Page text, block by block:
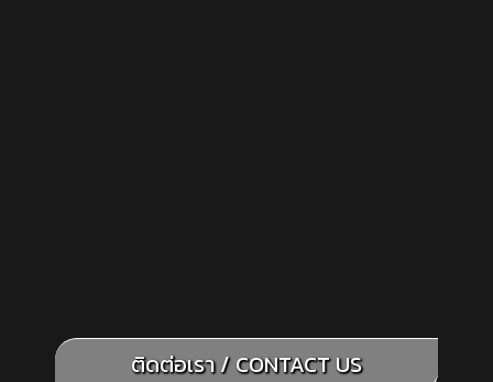
ติดต่อเรา / CONTACT US